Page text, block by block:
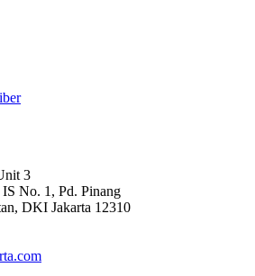
3
No. 1, Pd. Pinang
DKI Jakarta 12310